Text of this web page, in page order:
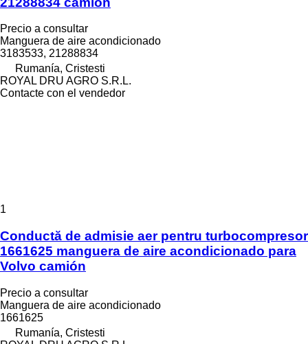
Precio a consultar
Manguera de aire acondicionado
3183533, 21288834
Rumanía, Cristesti
ROYAL DRU AGRO S.R.L.
Contacte con el vendedor
1
Conductă de admisie aer pentru turbocompresor
1661625 manguera de aire acondicionado para
Volvo camión
Precio a consultar
Manguera de aire acondicionado
1661625
Rumanía, Cristesti